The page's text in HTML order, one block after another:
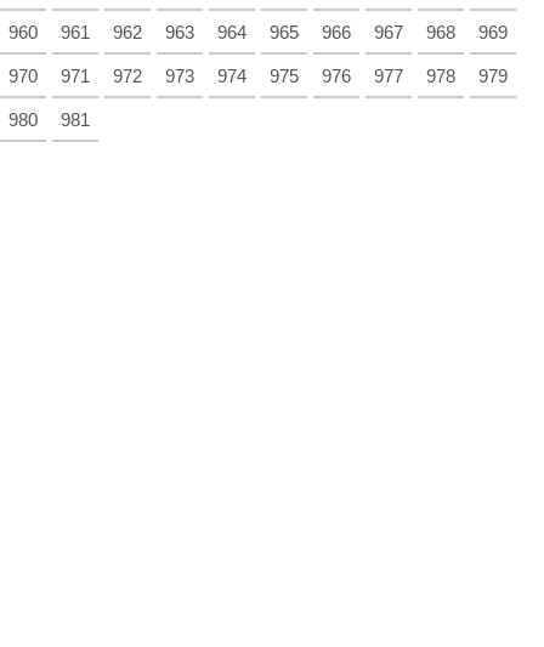
960 961 962 963 964 965 966 967 968 969
970 971 972 973 974 975 976 977 978 979
980 981